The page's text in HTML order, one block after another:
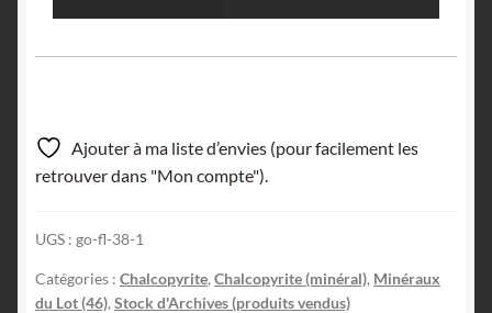
Ajouter à ma liste d’envies (pour facilement les
retrouver dans "Mon compte").
UGS : go-fl-38-1
Catégories : Chalcopyrite, Chalcopyrite (minéral), Minéraux
du Lot (46), Stock d'Archives (produits vendus)